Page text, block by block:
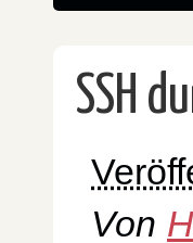
SSH
Von